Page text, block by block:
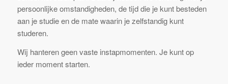
persoonlijke omstandigheden, de tijd die je kunt besteden
aan je studie en de mate waarin je zelfstandig kunt
studeren.
Wij hanteren geen vaste instapmomenten. Je kunt op
ieder moment starten.